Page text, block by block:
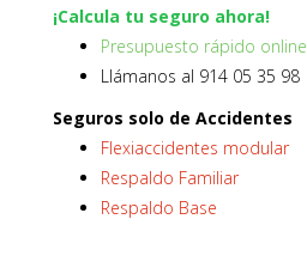
¡Calcula tu seguro ahora!
Presupuesto rápido online
Llámanos al 914 05 35 98
Seguros solo de Accidentes
Flexiaccidentes modular
Respaldo Familiar
Respaldo Base